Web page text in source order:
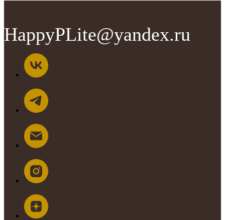
HappyPLite@yandex.ru